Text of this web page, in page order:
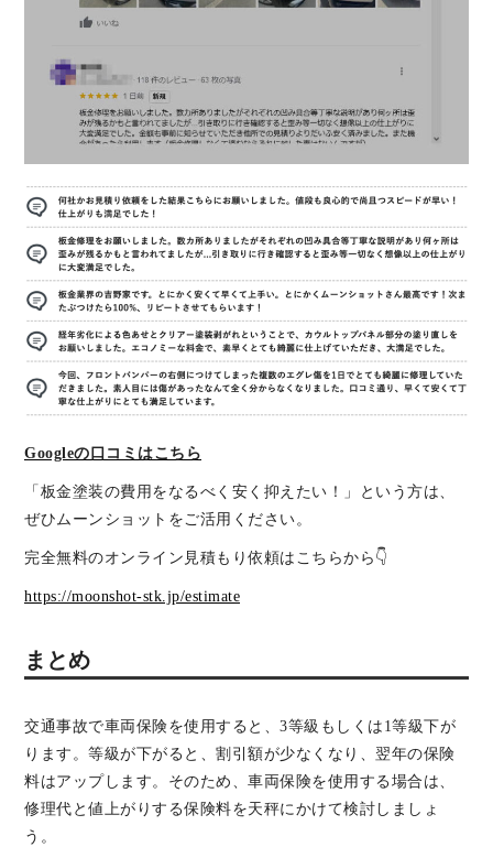
Googleの口コミはこちら
「板金塗装の費用をなるべく安く抑えたい！」という方は、
ぜひムーンショットをご活用ください。
完全無料のオンライン見積もり依頼はこちらから👇
https://moonshot-stk.jp/estimate
まとめ
交通事故で車両保険を使用すると、3等級もしくは1等級下が
ります。等級が下がると、割引額が少なくなり、翌年の保険
料はアップします。そのため、車両保険を使用する場合は、
修理代と値上がりする保険料を天秤にかけて検討しましょ
う。